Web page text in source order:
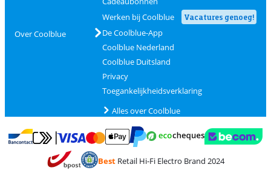
Over Coolblue
Werken bij Coolblue
Vacatures genoeg!
De Coolblue-App
Coolblue Nederland
Coolblue Duitsland
Privacy
Toegankelijkheidsverklaring
Alles over Coolblue
Betalen met Bancontact
Betalen met MasterCard en Visa via ClickToPay
BestRetail Hi-Fi Electro Brand 2024